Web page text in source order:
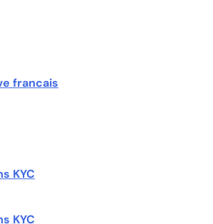
francais
KYC
KYC